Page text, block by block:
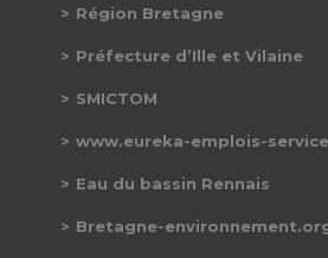
Région Bretagne
Préfecture d’Ille et Vilaine
SMICTOM
www.eureka-emplois-
Eau du bassin Rennais
Bretagne-